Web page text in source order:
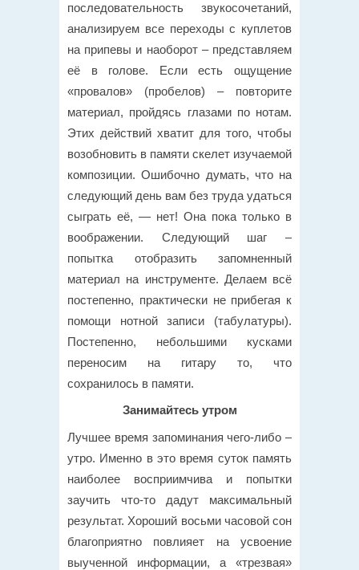
последовательность звукосочетаний,
анализируем все переходы с куплетов
на припевы и наоборот – представляем
её в голове. Если есть ощущение
«провалов» (пробелов) – повторите
материал, пройдясь глазами по нотам.
Этих действий хватит для того, чтобы
возобновить в памяти скелет изучаемой
композиции. Ошибочно думать, что на
следующий день вам без труда удаться
сыграть её, — нет! Она пока только в
воображении. Следующий шаг –
попытка отобразить запомненный
материал на инструменте. Делаем всё
постепенно, практически не прибегая к
помощи нотной записи (табулатуры).
Постепенно, небольшими кусками
переносим на гитару то, что
сохранилось в памяти.
Занимайтесь утром
Лучшее время запоминания чего-либо –
утро. Именно в это время суток память
наиболее восприимчива и попытки
заучить что-то дадут максимальный
результат. Хороший восьми часовой сон
благоприятно повлияет на усвоение
выученной информации, а «трезвая»